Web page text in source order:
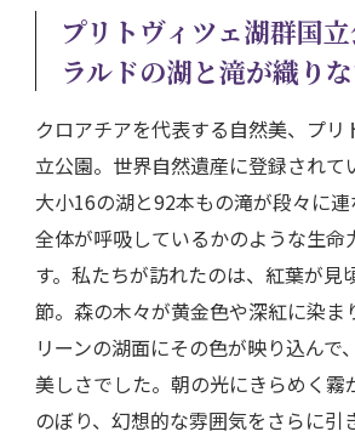
プリトヴィツェ湖群国
ラルドの湖と滝が織り
クロアチアを代表する自然美、プリ
立公園。世界自然遺産に登録されて
大小16の湖と92本もの滝が段々に
全体が呼吸しているかのような生命
す。私たちが訪れたのは、紅葉が見
節。森の木々が黄金色や深紅に染ま
リーンの湖面にその色が映り込んで
美しさでした。朝の光にきらめく霧
のぼり、幻想的な雰囲気をさらに引